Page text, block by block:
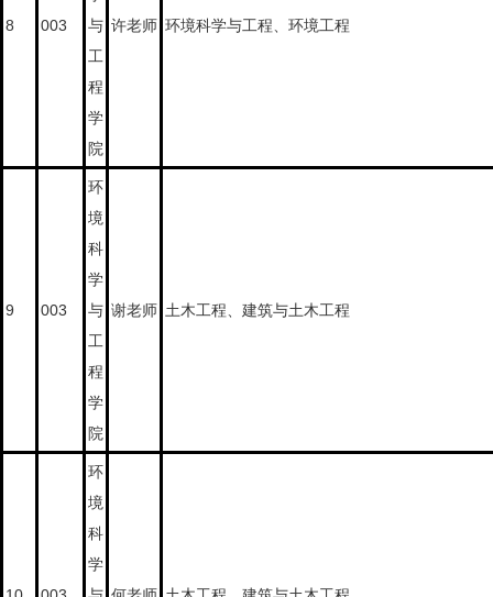
8 003
与
工
程
学
院
许老师 环境科学与工程、环境工程
9 003
环
境
科
学
与
工
程
学
院
谢老师 土木工程、建筑与土木工程
环
境
科
学